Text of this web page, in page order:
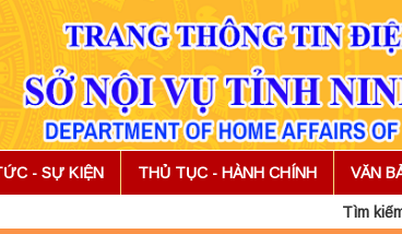
- SỰ KIỆN THỦ TỤC - HÀNH CHÍNH VĂN
Tìm